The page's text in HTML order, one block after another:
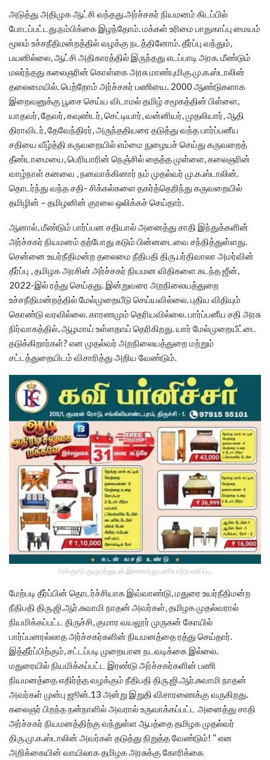
அடுத்து அதிமுக ஆட்சி வந்தது.அர்ச்சகர் நியமனம் கிடப்பில்
போடப்பட்டது.நம்பிக்கை இழந்தோம். மக்கள் உரிமை பாதுகாப்பு மையம்
மூலம் உச்சநீதிமன்றத்தில் வழக்கு நடத்தினோம். தீர்ப்பு வந்தும்,
பயனில்லை, ஆட்சி அதிகாரத்தில் இருந்தது எடப்பாடி அரசு. மீண்டும்
மலர்ந்தது கலைஞரின் கொள்கை அரசு மாண்புமிகு.மு.க.ஸ்டாலின்
தலைமையில். பெற்றோம் அர்ச்சகர் பணியை. 2000 ஆண்டுகளாக
இறைவனுக்கு பூசை செய்ய விடாமல் தமிழ் சமூகத்தின் பிள்ளை,
யாதவர், தேவர், கவுண்டர், செட்டியார், வன்னியர், முதலியார், ஆதி
திராவிடர், தேவேந்திரர், அருந்ததியரை தடுத்து வந்த பார்ப்பனீய
சதியை வீழ்த்தி கருவறையில் எம்மை நுழையச் செய்து கருவறைத்
தீண்டாமையை, பெரியாரின் நெஞ்சில் தைத்த முள்ளை, கலைஞரின்
வாழ்நாள் கனவை , நனவாக்கினார் நம் முதல்வர் மு.க.ஸ்டாலின்.
தொடர்ந்து வந்த சதி- சிக்கல்களை தகர்த்தெறிந்து கருவறையில்
தமிழின் – தமிழனின் குரலை ஒலிக்கச் செய்தார்.
ஆனால், மீண்டும் பார்ப்பன சதியால் அனைத்து சாதி இந்துக்களின்
அர்ச்சகர் நியமனம் தற்போது கடும் பின்னடைவை சந்தித்துள்ளது.
சென்னை உயர்நீதிமன்ற தலைமை நீதிபதி திரு.பர்திவாலா அமர்வின்
தீர்ப்பு , தமிழக அரசின் அர்ச்சகர் நியமன விதிகளை கடந்த ஜீன்,
2022-இல் ரத்து செய்தது. இன்றுவரை அறநிலையத்துறை
உச்சநீதிமன்றத்தில் மேல்முறையீடு செய்யவில்லை. புதிய விதியும்
கொண்டு வரவில்லை. காரணமும் தெரியவில்லை. பார்ப்பனீய சதி அரசு
நிர்வாகத்தில், ஆழமாய் உள்ளதாய் தெரிகிறது. யார் மேல்முறையீட்டை
தடுக்கிறார்கள்? என முதல்வர் அறநிலையத்துறை மற்றும்
சட்டத்துறையிடம் விசாரித்து அறிய வேண்டும்.
அங்குசம் குழுமத்துடன் இணைந்து பணியாற்ற வாய்ப்பு.
மேற்படி தீர்ப்பின் தொடர்ச்சியாக இவ்வாண்டு, மதுரை உயர்நீதிமன்ற
நீதிபதி திரு.ஜி.ஆர்.சுவாமி நாதன் அவர்கள், தமிழக முதல்வரால்
நியமிக்கப்பட்ட திருச்சி, குமார வயலூர் முருகன் கோயில்
பார்ப்பனரல்லாத அர்ச்சகர்களின் நியமனத்தை ரத்து செய்தார்.
இத்தீர்ப்பிற்கும், சட்டப்படி முறையான நடவடிக்கை இல்லை.
மதுரையில் நியமிக்கப்பட்ட இரண்டு அர்ச்சகர்களின் பணி
நியமனத்தை எதிர்த்த வழக்கும் நீதிபதி திரு.ஜி.ஆர்.சுவாமி நாதன்
அவர்கள் முன்பு ஜூன்.13 அன்று இறுதி விசாரணைக்கு வருகிறது.
கலைஞர் பிறந்த நன்நாளில் அவரால் உருவாக்கப்பட்ட அனைத்து சாதி
அர்ச்சகர் நியமனத்திற்கு வந்துள்ள ஆபத்தை தமிழக முதல்வர்
திரு.மு.க.ஸ்டாலின் அவர்கள் தடுத்து நிறுத்த வேண்டும்! “ என
அறிக்கையின் வாயிலாக தமிழக அரசுக்கு கோரிக்கை